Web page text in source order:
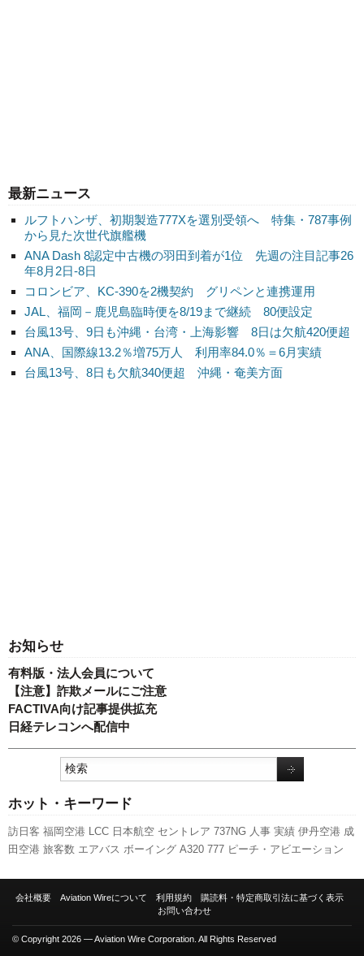
最新ニュース
ルフトハンザ、初期製造777Xを選別受領へ 特集・787事例
から見た次世代旗艦機
ANA Dash 8認定中古機の羽田到着が1位 先週の注目記事26
年8月2日-8日
コロンビア、KC-390を2機契約 グリペンと連携運用
JAL、福岡－鹿児島臨時便を8/19まで継続 80便設定
台風13号、9日も沖縄・台湾・上海影響 8日は欠航420便超
ANA、国際線13.2％増75万人 利用率84.0％＝6月実績
台風13号、8日も欠航340便超 沖縄・奄美方面
お知らせ
有料版・法人会員について
【注意】詐欺メールにご注意
FACTIVA向け記事提供拡充
日経テレコンへ配信中
ホット・キーワード
訪日客 福岡空港 LCC 日本航空 セントレア 737NG 人事 実績 伊丹空港 成
田空港 旅客数 エアバス ボーイング A320 777 ピーチ・アビエーション
787 利用実績 スカイマーク 新路線 発着回数 新千歳空港 A350 XWB 国交
会社概要 Aviation Wireについて 利用規約
購読料・特定商取引法に基づく表示
お問い合わせ
© Copyright 2026 — Aviation Wire Corporation. All Rights Reserved